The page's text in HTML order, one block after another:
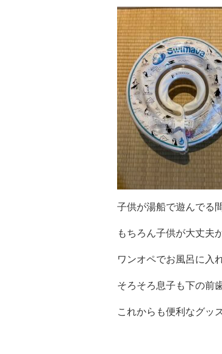
子供が湯船で遊んでる
もちろん子供が大丈夫
ワンオペでお風呂に入
そろそろ息子も下の前
これからも便利なグッ